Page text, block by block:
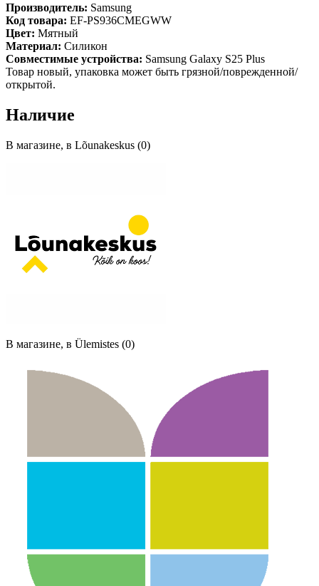
Производитель: Samsung
Код товара: EF-PS936CMEGWW
Цвет: Мятный
Материал: Силикон
Совместимые устройства: Samsung Galaxy S25 Plus
Товар новый, упаковка может быть грязной/поврежденной/
открытой.
Наличие
В магазине, в Lõunakeskus (0)
В магазине, в Ülemistes (0)